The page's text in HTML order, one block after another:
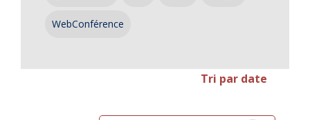
WebConférence
Tri par date